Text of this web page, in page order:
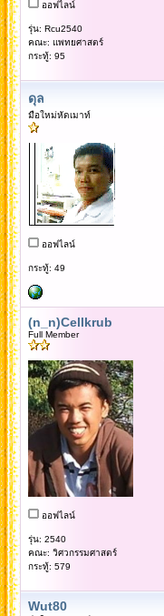
ออฟไลน์
รุ่น: Rcu2540
คณะ: แพทยศาสตร์
กระทู้: 95
ดุล
มือใหม่หัดเมาท์
ออฟไลน์
กระทู้: 49
(n_n)Cellkrub
Full Member
ออฟไลน์
รุ่น: 2540
คณะ: วิศวกรรมศาสตร์
กระทู้: 579
Wut80